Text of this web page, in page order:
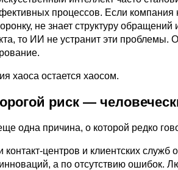
процессов. Если компания
не знает структуру
то ИИ не устранит эти проблемы.
хаоса остается хаосом.
риск —
одна причина, о которой редко
контакт-центров и клиентских служб
а по отсутствию ошибок.